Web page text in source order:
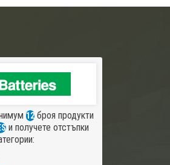
12броя продукти
и получете отстъпки